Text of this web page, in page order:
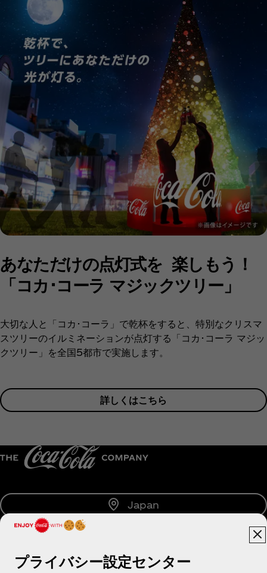
あなただけの点灯式を 楽しもう！
「コカ･コーラ マジックツリー」
大切な人と「コカ･コーラ」で乾杯をすると、特別なクリスマ
スツリーのイルミネーションが点灯する「コカ･コーラ マジッ
クツリー」を全国5都市で実施します。
詳しくはこちら
Japan
About us
プライバシー設定センター